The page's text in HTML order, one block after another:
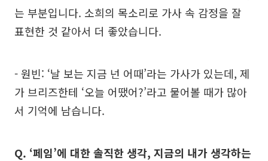
는 부분입니다. 소희의 목소리로 가사 속 감정을 잘
표현한 것 같아서 더 좋았습니다.
- 원빈: ‘날 보는 지금 넌 어때’라는 가사가 있는데, 제
가 브리즈한테 ‘오늘 어땠어?’라고 물어볼 때가 많아
서 기억에 남습니다.
Q. ‘페임’에 대한 솔직한 생각, 지금의 내가 생각하는